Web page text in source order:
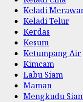
Keladi
Keladi Telur
Kerdas
Kesum
Ketumpang Air
Kimcam
Labu Siam
Maman
Mengkudu